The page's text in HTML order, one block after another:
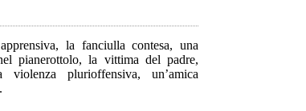
la fanciulla contesa, una
pianerottolo, la vittima del padre,
plurioffensiva, un’amica